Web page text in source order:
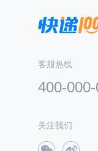
客服热线
400-
关注我们